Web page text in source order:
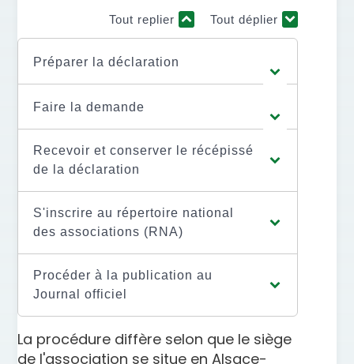
Tout replier Tout déplier
Préparer la déclaration
Faire la demande
Recevoir et conserver le récépissé
de la déclaration
S'inscrire au répertoire national
des associations (RNA)
Procéder à la publication au
Journal officiel
La procédure diffère selon que le siège
de l'association se situe en Alsace-